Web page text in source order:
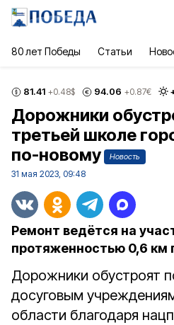
80 лет Победы Статьи
81.41 +0.48$ 94.06 +0.87€
Дорожники
третьей школе
по-новому
Новость
31 мая 2023, 09:48
Ремонт ведётся на
протяженностью 0,6 км
Дорожники обустроят
досуговым
области благодаря